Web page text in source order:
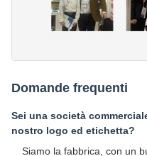
Domande frequenti
Sei una società
nostro logo ed etichetta?
Siamo la fabbrica, con un